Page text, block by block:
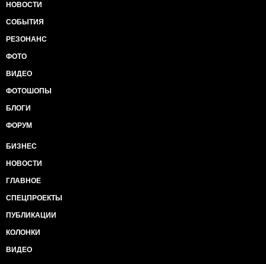
НОВОСТИ
СОБЫТИЯ
РЕЗОНАНС
ФОТО
ВИДЕО
ФОТОШОПЫ
БЛОГИ
ФОРУМ
БИЗНЕС
НОВОСТИ
ГЛАВНОЕ
СПЕЦПРОЕКТЫ
ПУБЛИКАЦИИ
КОЛОНКИ
ВИДЕО